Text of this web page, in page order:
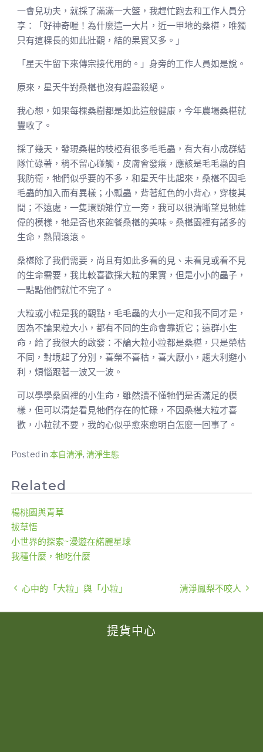
一會兒功夫，就採了滿滿一大籃，我趕忙跑去和工作人員分
享：「好神奇喔！為什麼這一大片，近一甲地的桑椹，唯獨
只有這棵長的如此壯觀，結的果實又多。」
「星天牛留下來傳宗接代用的。」身旁的工作人員如是說。
原來，星天牛對桑椹也沒有趕盡殺絕。
我心想，如果每棵桑樹都是如此這般健康，今年農場桑椹就
豐收了。
採了幾天，發現桑椹的枝椏有很多毛毛蟲，有大有小成群結
隊忙碌著，稍不留心碰觸，皮膚會發癢，應該是毛毛蟲的自
我防衛，牠們似乎要的不多，和星天牛比起來，桑椹不因毛
毛蟲的加入而有異樣；小瓢蟲，背著紅色的小背心，穿梭其
間；不遠處，一隻環頸雉佇立一旁，我可以很清晰望見牠雄
偉的模樣，牠是否也來飽餐桑椹的美味。桑椹園裡有諸多的
生命，熱鬧滾滾。
桑椹除了我們需要，尚且有如此多看的見、未看見或看不見
的生命需要，我比較喜歡採大粒的果實，但是小小的蟲子，
一點點他們就忙不完了。
大粒或小粒是我的觀點，毛毛蟲的大小一定和我不同才是，
因為不論果粒大小，都有不同的生命會靠近它；這群小生
命，給了我很大的啟發：不論大粒小粒都是桑椹，只是榮枯
不同，對境起了分別，喜榮不喜枯，喜大厭小，趨大利避小
利，煩惱跟著一波又一波。
可以學學桑園裡的小生命，雖然讀不懂牠們是否滿足的模
樣，但可以清楚看見牠們存在的忙碌，不因桑椹大粒才喜
歡，小粒就不要，我的心似乎愈來愈明白怎麼一回事了。
Posted in 本自清淨, 清淨生態
Related
楊桃園與青草
拔草悟
小世界的探索~漫遊在諾麗星球
我種什麼，牠吃什麼
心中的「大粒」與「小粒」 清淨鳳梨不咬人
提貨中心